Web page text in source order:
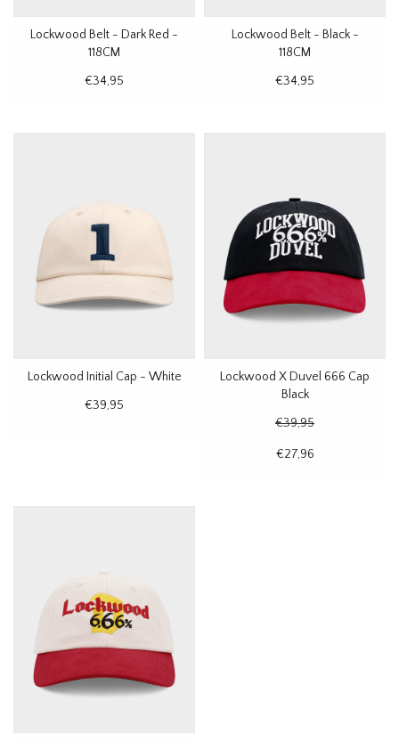
Lockwood Belt - Dark Red -
118CM
€34,95
Lockwood Belt - Black -
118CM
€34,95
Lockwood Initial Cap - White
€39,95
Lockwood X Duvel 666 Cap
Black
€39,95
€27,96